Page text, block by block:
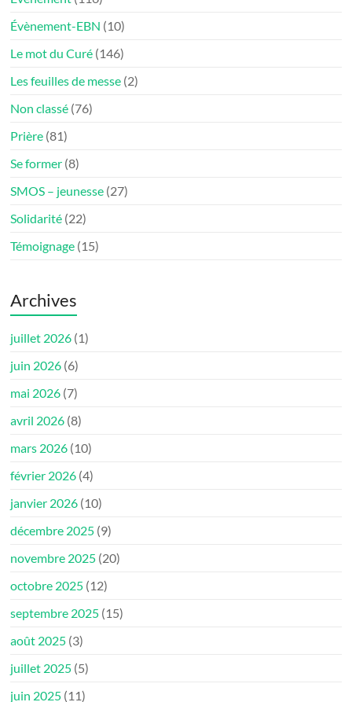
Évènement-EBN (10)
Le mot du Curé (146)
Les feuilles de messe (2)
Non classé (76)
Prière (81)
Se former (8)
SMOS – jeunesse (27)
Solidarité (22)
Témoignage (15)
Archives
juillet 2026 (1)
juin 2026 (6)
mai 2026 (7)
avril 2026 (8)
mars 2026 (10)
février 2026 (4)
janvier 2026 (10)
décembre 2025 (9)
novembre 2025 (20)
octobre 2025 (12)
septembre 2025 (15)
août 2025 (3)
juillet 2025 (5)
juin 2025 (11)